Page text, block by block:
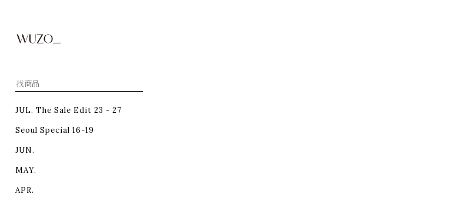
JUL. The Sale Edit 23 - 27
Seoul Special 16-19
JUN.
MAY.
APR.